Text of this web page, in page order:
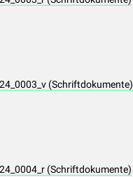
(Schriftdokumente)
(Schriftdokumente)